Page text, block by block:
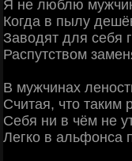
Я не люблю
Когда в пылу
Заводят для себя
Распутством
В мужчинах
Считая, что таким
Себя ни в чём не
Легко в альфонса